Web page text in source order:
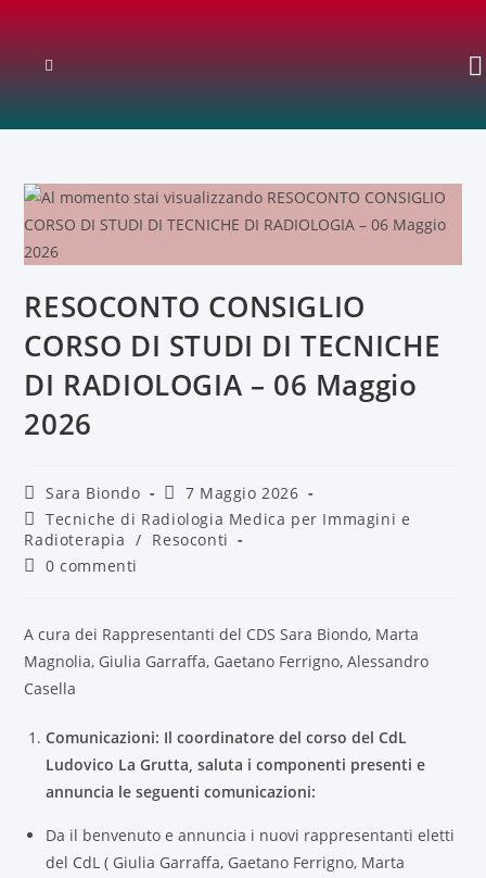
RESOCONTO CONSIGLIO
CORSO DI STUDI DI TECNICHE
DI RADIOLOGIA – 06 Maggio
2026
Sara Biondo
7 Maggio 2026
Tecniche di Radiologia Medica per Immagini e
Radioterapia / Resoconti
0 commenti
A cura dei Rappresentanti del CDS Sara Biondo, Marta
Magnolia, Giulia Garraffa, Gaetano Ferrigno, Alessandro
Casella
Comunicazioni: Il coordinatore del corso del CdL
Ludovico La Grutta, saluta i componenti presenti e
annuncia le seguenti comunicazioni:
Da il benvenuto e annuncia i nuovi rappresentanti eletti
del CdL ( Giulia Garraffa, Gaetano Ferrigno, Marta